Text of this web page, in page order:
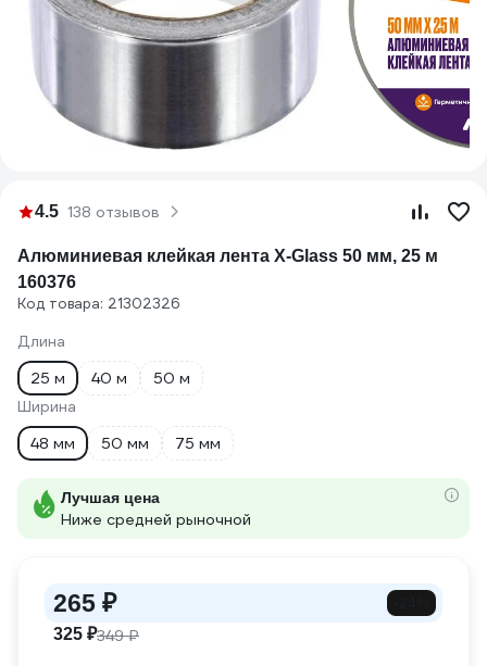
4.5 138 отзывов
Алюминиевая клейкая лента X-Glass 50 мм, 25 м
160376
Код товара: 21302326
Длина
25 м
40 м
50 м
Ширина
48 мм
50 мм 75 мм
Лучшая цена
Ниже средней рыночной
265 ₽
325 ₽349 ₽